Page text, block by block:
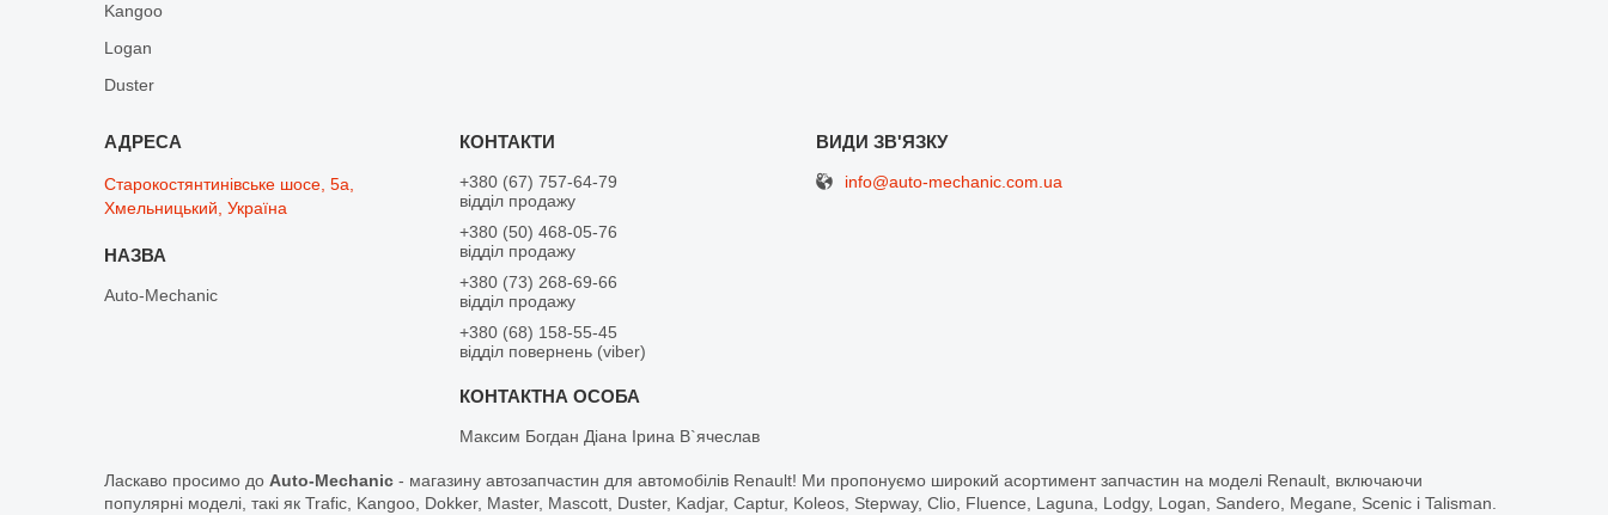
Kangoo
Logan
Duster
Старокостянтинівське шосе, 5а,
Хмельницький, Україна
Auto-Mechanic
+380 (67) 757-64-79
відділ продажу
+380 (50) 468-05-76
відділ продажу
+380 (73) 268-69-66
відділ продажу
+380 (68) 158-55-45
відділ повернень (viber)
Максим Богдан Діана Ірина В`ячеслав
info@auto-mechanic.com.ua
Ласкаво просимо до Auto-Mechanic - магазину автозапчастин для автомобілів Renault! Ми пропонуємо широкий асортимент запчастин на моделі Renault, включаючи
популярні моделі, такі як Trafic, Kangoo, Dokker, Master, Mascott, Duster, Kadjar, Captur, Koleos, Stepway, Clio, Fluence, Laguna, Lodgy, Logan, Sandero, Megane, Scenic і Talisman.